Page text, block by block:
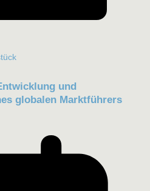
und
globalen Marktführers